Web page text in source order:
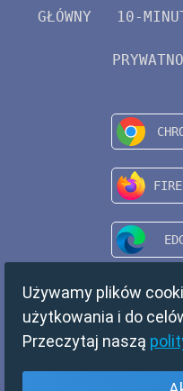
GŁÓWNY 10-
Używamy plików
użytkowania i do
Przeczytaj naszą